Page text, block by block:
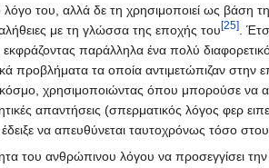
του, αλλά δε τη χρησιμοποιεί ως βάση
με τη γλώσσα της εποχής του[25]
.
παράλληλα ένα πολύ
προβλήματα τα οποία αντιμετώπιζαν στην
χρησιμοποιώντας όπου μπορούσε να
απαντήσεις (σπερματικός λόγος φερ
έδειξε να απευθύνεται ταυτοχρόνως τόσο
του ανθρώπινου λόγου να προσεγγίσει